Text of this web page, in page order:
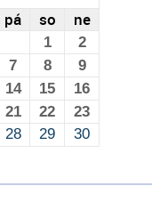
pá so ne
1
2
7 8
9
14 15
16
21 22
23
28 29
30